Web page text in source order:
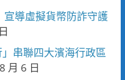
導虛擬貨幣防詐守護
串聯四大濱海行政區
月 6 日